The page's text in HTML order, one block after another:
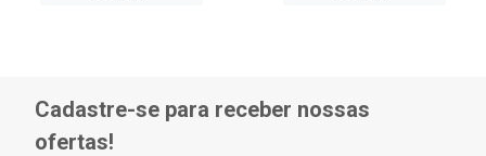
Cadastre-se para receber nossas
ofertas!